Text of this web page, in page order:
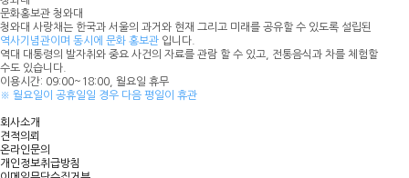
문화홍보관 청와대
청와대 사랑채는 한국과 서울의 과거와 현재 그리고 미래를 공유할 수 있도록 설립된
역사기념관이며 동시에 문화 홍보관 입니다.
역대 대통령의 발자취와 중요 사건의 자료를 관람 할 수 있고, 전통음식과 차를 체험할
수도 있습니다.
이용시간: 09:00~18:00, 월요일 휴무
※ 월요일이 공휴일일 경우 다음 평일이 휴관
회사소개
견적의뢰
온라인문의
개인정보취급방침